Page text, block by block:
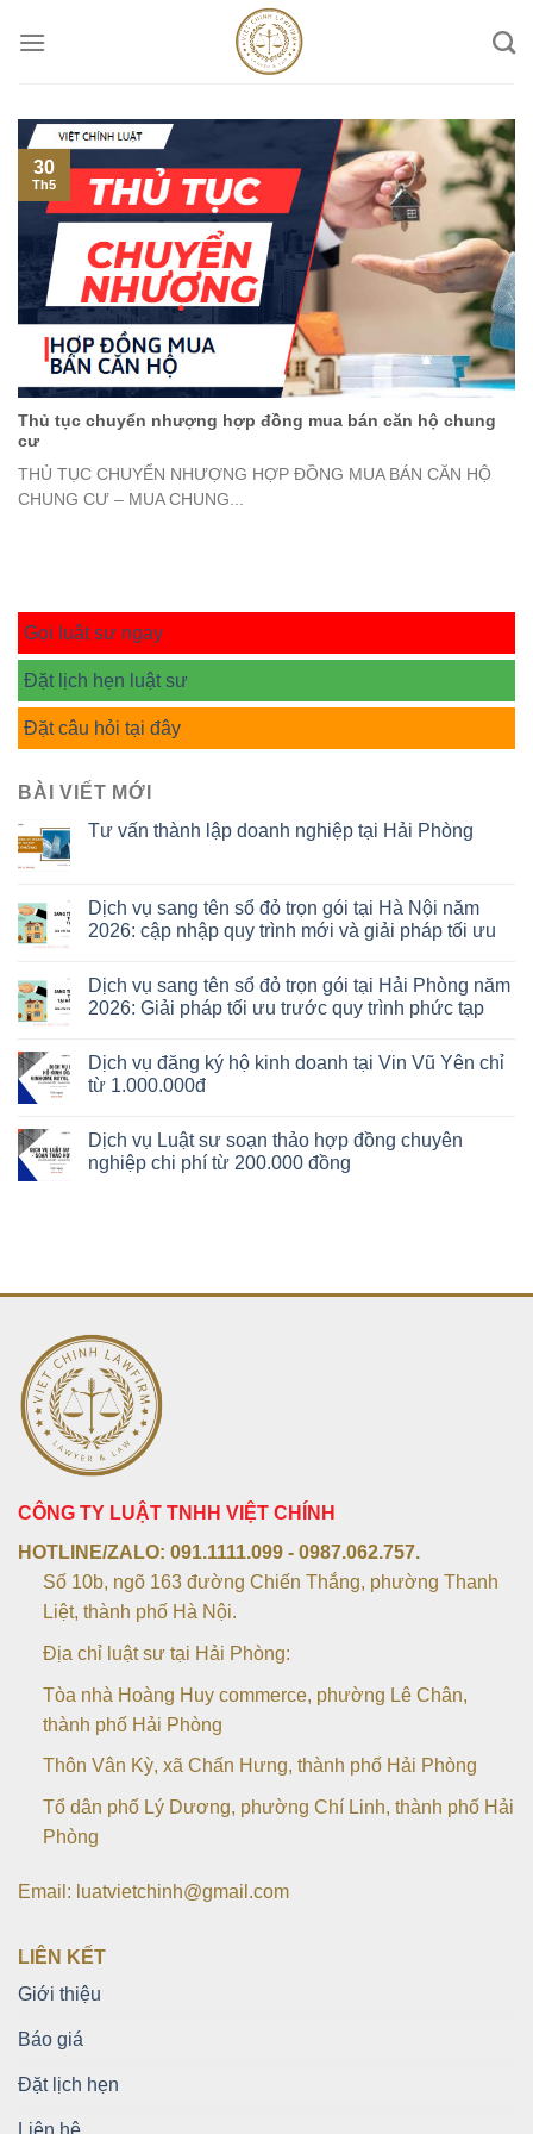
Thủ tục chuyển nhượng hợp đồng mua bán căn hộ chung
cư
THỦ TỤC CHUYỂN NHƯỢNG HỢP ĐỒNG MUA BÁN CĂN HỘ
CHUNG CƯ – MUA CHUNG...
30
Th5
Gọi luật sư ngay
Đặt lịch hẹn luật sư
Đặt câu hỏi tại đây
BÀI VIẾT MỚI
Tư vấn thành lập doanh nghiệp tại Hải Phòng
Dịch vụ sang tên sổ đỏ trọn gói tại Hà Nội năm
2026: cập nhập quy trình mới và giải pháp tối ưu
Dịch vụ sang tên sổ đỏ trọn gói tại Hải Phòng năm
2026: Giải pháp tối ưu trước quy trình phức tạp
Dịch vụ đăng ký hộ kinh doanh tại Vin Vũ Yên chỉ
từ 1.000.000đ
Dịch vụ Luật sư soạn thảo hợp đồng chuyên
nghiệp chi phí từ 200.000 đồng
CÔNG TY LUẬT TNHH VIỆT CHÍNH
HOTLINE/ZALO: 091.1111.099 - 0987.062.757.
Số 10b, ngõ 163 đường Chiến Thắng, phường Thanh
Liệt, thành phố Hà Nội.
Địa chỉ luật sư tại Hải Phòng:
Tòa nhà Hoàng Huy commerce, phường Lê Chân,
thành phố Hải Phòng
Thôn Vân Kỳ, xã Chấn Hưng, thành phố Hải Phòng
Tổ dân phố Lý Dương, phường Chí Linh, thành phố Hải
Phòng
Email: luatvietchinh@gmail.com
LIÊN KẾT
Giới thiệu
Báo giá
Đặt lịch hẹn
Liên hệ